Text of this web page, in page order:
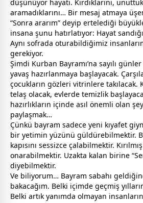
düşünüyor hayatı. Kırdıklarını,
aramadıklarını… Bir mesaj atmaya
“Sonra ararım” deyip ertelediği
insana şunu hatırlatıyor: Hayat
Aynı sofrada oturabildiğimiz
gerekiyor.
Şimdi Kurban Bayramı’na sayılı
yavaş hazırlanmaya başlayacak.
çocukların gözleri vitrinlere takılacak.
telaş olacak, evlerde temizlik
hazırlıkların içinde asıl önemli olan
paylaşmak…
Çünkü bayram sadece yeni kıyafet
bir yetimin yüzünü güldürebilmektir.
kapısını sessizce çalabilmektir.
onarabilmektir. Uzakta kalan birine
diyebilmektir.
Ve biliyorum… Bayram sabahı
bakacağım. Belki içimde geçmiş
Belki artık yanımda olmayan